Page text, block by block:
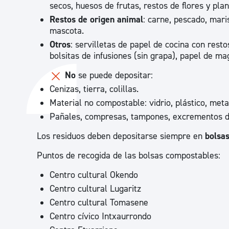
secos, huesos de frutas, restos de flores y
Restos de origen animal: carne, pescado,
mascota.
Otros: servilletas de papel de cocina con
bolsitas de infusiones (sin grapa), papel de
No se puede depositar:
Cenizas, tierra, colillas.
Material no compostable: vidrio, plástico,
Pañales, compresas, tampones, excrementos
Los residuos deben depositarse siempre en
Puntos de recogida de las bolsas compostables:
Centro cultural Okendo
Centro cultural Lugaritz
Centro cultural Tomasene
Centro cívico Intxaurrondo